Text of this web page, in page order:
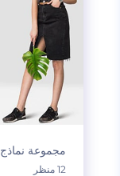
مجموعة
12 منظر